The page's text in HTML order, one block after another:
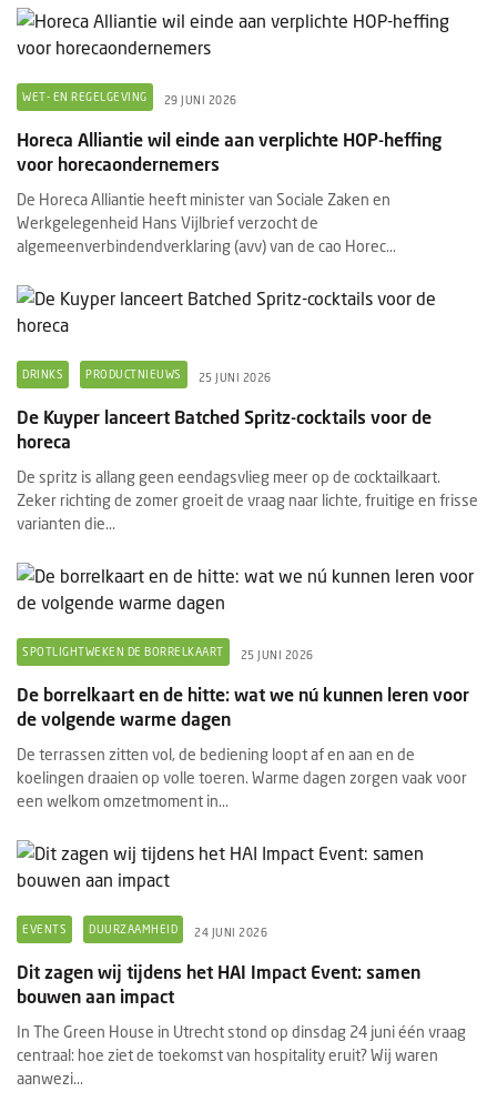
WET- EN REGELGEVING 29 JUNI 2026
Horeca Alliantie wil einde aan verplichte HOP-heffing
voor horecaondernemers
De Horeca Alliantie heeft minister van Sociale Zaken en
Werkgelegenheid Hans Vijlbrief verzocht de
algemeenverbindendverklaring (avv) van de cao Horec...
DRINKS PRODUCTNIEUWS 25 JUNI 2026
De Kuyper lanceert Batched Spritz-cocktails voor de
horeca
De spritz is allang geen eendagsvlieg meer op de cocktailkaart.
Zeker richting de zomer groeit de vraag naar lichte, fruitige en frisse
varianten die...
SPOTLIGHTWEKEN DE BORRELKAART 25 JUNI 2026
De borrelkaart en de hitte: wat we nú kunnen leren voor
de volgende warme dagen
De terrassen zitten vol, de bediening loopt af en aan en de
koelingen draaien op volle toeren. Warme dagen zorgen vaak voor
een welkom omzetmoment in...
EVENTS DUURZAAMHEID 24 JUNI 2026
Dit zagen wij tijdens het HAI Impact Event: samen
bouwen aan impact
In The Green House in Utrecht stond op dinsdag 24 juni één vraag
centraal: hoe ziet de toekomst van hospitality eruit? Wij waren
aanwezi...